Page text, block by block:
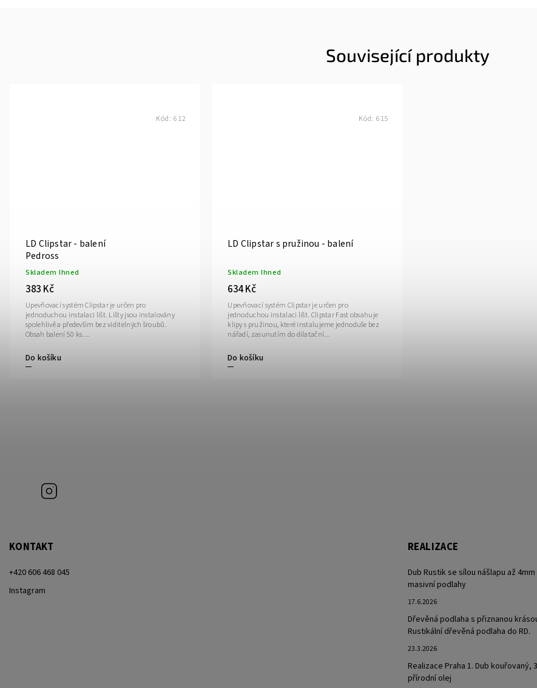
Související produkty
LD Clipstar - balení
Pedross
Skladem Ihned
383 Kč
Do košíku
Upevňovací systém Clipstar je určen pro
jednoduchou instalaci lišt. Lišty jsou instalovány
spolehlivě a především bez viditelných šroubů.
Obsah balení 50 ks....
Kód:612
LD Clipstar s pružinou - balení
Skladem Ihned
634 Kč
Do košíku
Upevňovací systém Clipstar je určen pro
jednoduchou instalaci lišt. Clipstar Fast obsahuje
klipy s pružinou, které instalujeme jednoduše bez
nářadí, zasunutím do dilatační...
Kód: 615
KONTAKT
+420 606 468 045
Instagram
REALIZACE
Dub Rustik se sílou nášlapu až
masivní podlahy
17.6.2026
Dřevěná podlaha s přiznanou
Rustikální dřevěná podlaha do RD.
23.3.2026
Realizace Praha 1. Dub kouřovaný,
přírodní olej